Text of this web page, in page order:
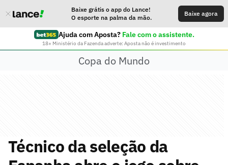
Baixe grátis o app do Lance!
O esporte na palma da mão.
Baixe agora
Ajuda com Aposta? Fale com o assistente.
18+ Ministério da Fazenda adverte: Aposta não é investimento
Copa do Mundo
Técnico da seleção da